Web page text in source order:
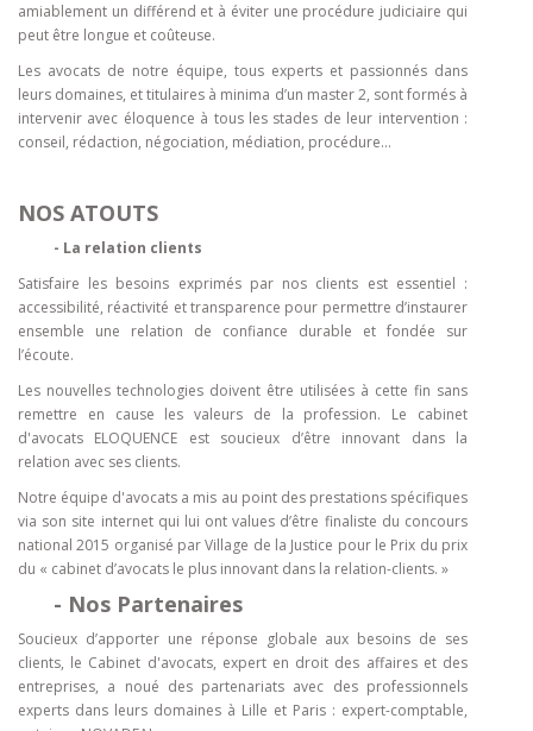
amiablement un différend et à éviter une procédure judiciaire qui
peut être longue et coûteuse.
Les avocats de notre équipe, tous experts et passionnés dans
leurs domaines, et titulaires à minima d’un master 2, sont formés à
intervenir avec éloquence à tous les stades de leur intervention :
conseil, rédaction, négociation, médiation, procédure...
NOS ATOUTS
- La relation clients
Satisfaire les besoins exprimés par nos clients est essentiel :
accessibilité, réactivité et transparence pour permettre d’instaurer
ensemble une relation de confiance durable et fondée sur
l’écoute.
Les nouvelles technologies doivent être utilisées à cette fin sans
remettre en cause les valeurs de la profession. Le cabinet
d'avocats ELOQUENCE est soucieux d’être innovant dans la
relation avec ses clients.
Notre équipe d'avocats a mis au point des prestations spécifiques
via son site internet qui lui ont values d’être finaliste du concours
national 2015 organisé par Village de la Justice pour le Prix du prix
du « cabinet d’avocats le plus innovant dans la relation-clients. »
- Nos Partenaires
Soucieux d’apporter une réponse globale aux besoins de ses
clients, le Cabinet d'avocats, expert en droit des affaires et des
entreprises, a noué des partenariats avec des professionnels
experts dans leurs domaines à Lille et Paris : expert-comptable,